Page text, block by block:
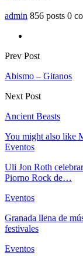
admin 856 posts 0
Prev Post
Abismo – Gitanos
Next Post
Ancient Beasts
You might also like
Eventos
Uli Jon Roth
Piorno Rock de…
Eventos
Granada llena de
festivales
Eventos